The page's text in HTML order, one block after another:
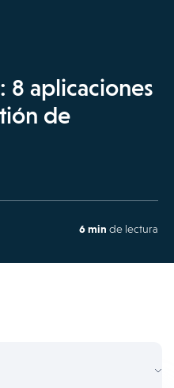
8 aplicaciones
de
6 min de lectura